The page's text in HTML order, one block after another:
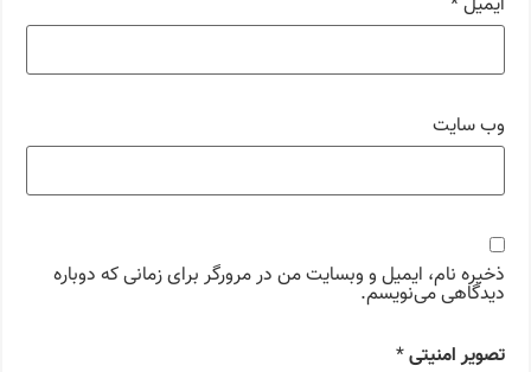
وب‌ سایت
ذخیره نام، ایمیل و وبسایت من در مرورگر برای زمانی که دوباره
دیدگاهی می‌نویسم.
تصویر امنیتی*